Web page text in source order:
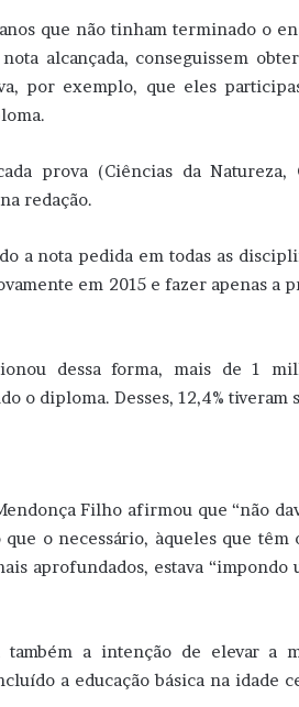
que não tinham terminado o
alcançada, conseguissem
por exemplo, que eles
prova (Ciências da Natureza,
redação.
a nota pedida em todas as
em 2015 e fazer apenas a
dessa forma, mais de 1
o diploma. Desses, 12,4% tiveram
Filho afirmou que “não
o necessário, àqueles que têm
aprofundados, estava “impondo
a intenção de elevar a
a educação básica na idade